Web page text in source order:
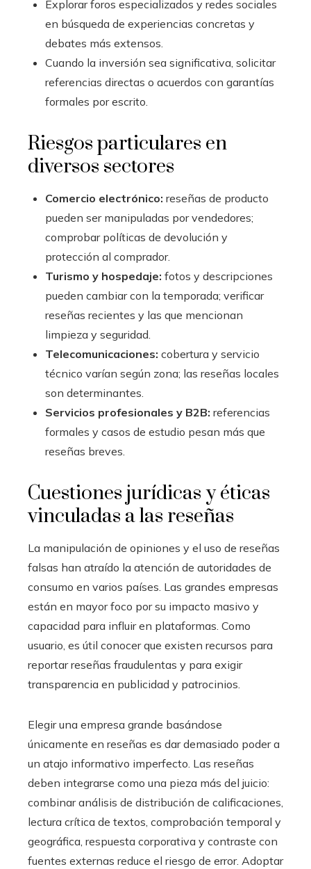
Explorar foros especializados y redes sociales
en búsqueda de experiencias concretas y
debates más extensos.
Cuando la inversión sea significativa, solicitar
referencias directas o acuerdos con garantías
formales por escrito.
Riesgos particulares en
diversos sectores
Comercio electrónico: reseñas de producto
pueden ser manipuladas por vendedores;
comprobar políticas de devolución y
protección al comprador.
Turismo y hospedaje: fotos y descripciones
pueden cambiar con la temporada; verificar
reseñas recientes y las que mencionan
limpieza y seguridad.
Telecomunicaciones: cobertura y servicio
técnico varían según zona; las reseñas locales
son determinantes.
Servicios profesionales y B2B: referencias
formales y casos de estudio pesan más que
reseñas breves.
Cuestiones jurídicas y éticas
vinculadas a las reseñas
La manipulación de opiniones y el uso de reseñas
falsas han atraído la atención de autoridades de
consumo en varios países. Las grandes empresas
están en mayor foco por su impacto masivo y
capacidad para influir en plataformas. Como
usuario, es útil conocer que existen recursos para
reportar reseñas fraudulentas y para exigir
transparencia en publicidad y patrocinios.
Elegir una empresa grande basándose
únicamente en reseñas es dar demasiado poder a
un atajo informativo imperfecto. Las reseñas
deben integrarse como una pieza más del juicio:
combinar análisis de distribución de calificaciones,
lectura crítica de textos, comprobación temporal y
geográfica, respuesta corporativa y contraste con
fuentes externas reduce el riesgo de error. Adoptar